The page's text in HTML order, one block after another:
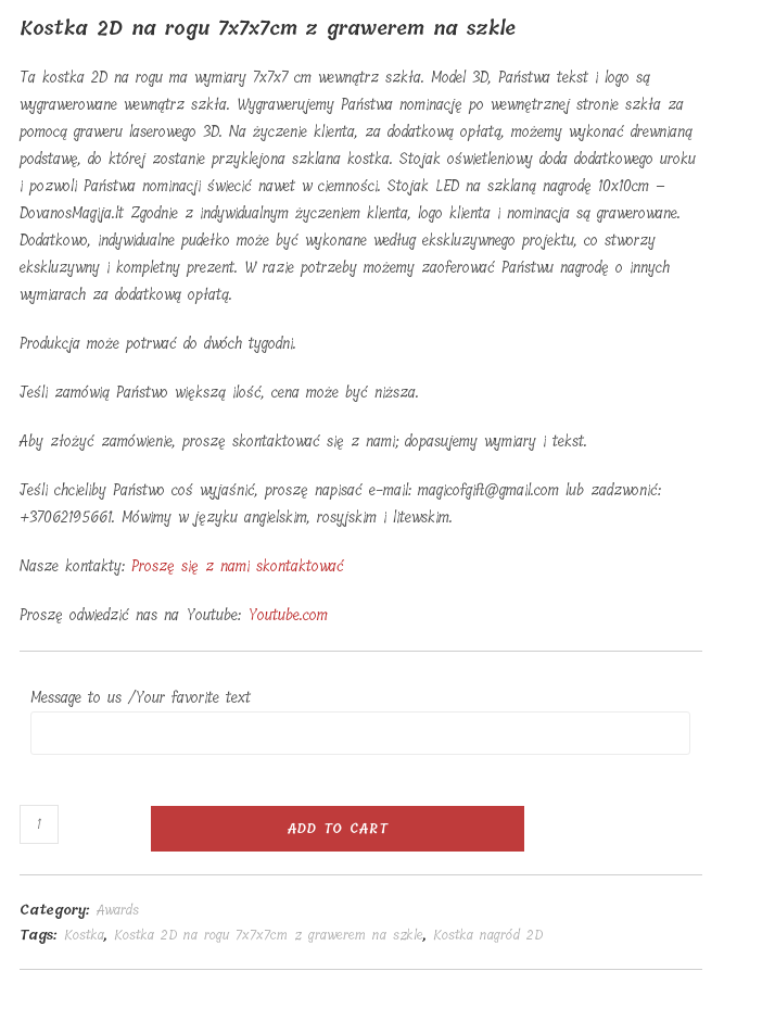
Kostka 2D na rogu 7x7x7cm z grawerem na szkle
Ta kostka 2D na rogu ma wymiary 7x7x7 cm wewnątrz szkła. Model 3D, Państwa tekst i logo są
wygrawerowane wewnątrz szkła. Wygrawerujemy Państwa nominację po wewnętrznej stronie szkła za
pomocą graweru laserowego 3D. Na życzenie klienta, za dodatkową opłatą, możemy wykonać drewnianą
podstawę, do której zostanie przyklejona szklana kostka. Stojak oświetleniowy doda dodatkowego uroku
i pozwoli Państwa nominacji świecić nawet w ciemności. Stojak LED na szklaną nagrodę 10x10cm –
DovanosMagija.lt Zgodnie z indywidualnym życzeniem klienta, logo klienta i nominacja są grawerowane.
Dodatkowo, indywidualne pudełko może być wykonane według ekskluzywnego projektu, co stworzy
ekskluzywny i kompletny prezent. W razie potrzeby możemy zaoferować Państwu nagrodę o innych
wymiarach za dodatkową opłatą.
Produkcja może potrwać do dwóch tygodni.
Jeśli zamówią Państwo większą ilość, cena może być niższa.
Aby złożyć zamówienie, proszę skontaktować się z nami; dopasujemy wymiary i tekst.
Jeśli chcieliby Państwo coś wyjaśnić, proszę napisać e-mail: magicofgift@gmail.com lub zadzwonić:
+37062195661. Mówimy w języku angielskim, rosyjskim i litewskim.
Nasze kontakty: Proszę się z nami skontaktować
Proszę odwiedzić nas na Youtube: Youtube.com
Message to us /Your favorite text
Award
Cube
na
narożniku
ADD TO CART
Category: Awards
Tags: Kostka, Kostka 2D na rogu 7x7x7cm z grawerem na szkle, Kostka nagród 2D